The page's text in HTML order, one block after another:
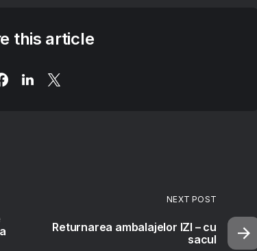
this article
NEXT POST
Returnarea ambalajelor IZI – cu
sacul